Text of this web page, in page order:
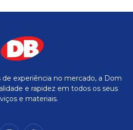
experiência no mercado, a Dom
e rapidez em todos os seus
e materiais.